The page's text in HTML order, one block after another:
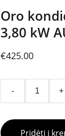
Oro
3,80 kW
€425.00
- +
Pridėti į